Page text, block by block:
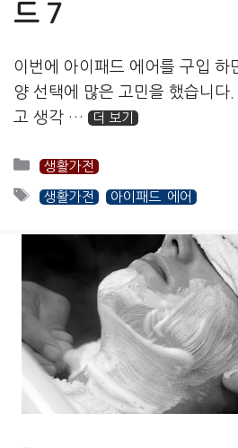
드 7
이번에 아이패드 에어를 구입 하
양 선택에 많은 고민을 했습니다
고 생각 …
더 보기
카
테
리
생활가전
태
생활가전 아이패드 에어